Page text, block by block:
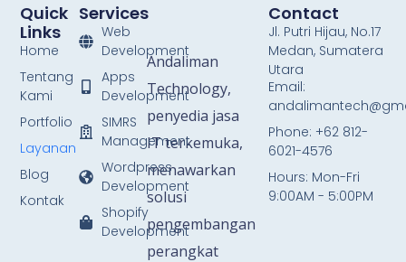
Andaliman
Technology,
penyedia jasa
IT terkemuka,
menawarkan
solusi
pengembangan
perangkat
Services
Web
Development
Apps
Development
SIMRS
Management
Wordpress
Development
Shopify
Development
Quick
Links
Home
Tentang
Kami
Portfolio
Layanan
Blog
Kontak
Contact
Jl. Putri Hijau, No.17
Medan, Sumatera
Utara
Email:
Phone: +62 812-
6021-4576
Hours: Mon-Fri
9:00AM - 5:00PM